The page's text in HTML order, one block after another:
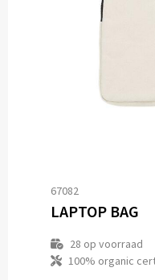
67082
LAPTOP BAG
28 op voorraad
100% organic